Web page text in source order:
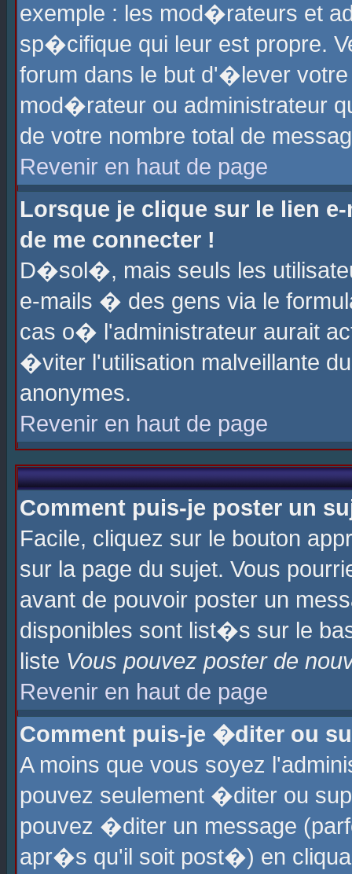
exemple : les mod�rateurs et
sp�cifique qui leur est propre.
forum dans le but d'�lever
mod�rateur ou administrateur
de votre nombre total de
Revenir en haut de page
Lorsque je clique sur le lien
de me connecter !
D�sol�, mais seuls les
e-mails � des gens via le
cas o� l'administrateur aurait
�viter l'utilisation malveillante
anonymes.
Revenir en haut de page
Comment puis-je poster un
Facile, cliquez sur le bouton
sur la page du sujet. Vous
avant de pouvoir poster un
disponibles sont list�s sur le
liste Vous pouvez poster de
Revenir en haut de page
Comment puis-je �diter ou
A moins que vous soyez
pouvez seulement �diter ou
pouvez �diter un message
apr�s qu'il soit post�) en